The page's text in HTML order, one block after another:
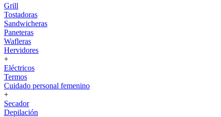
Grill
Tostadoras
Sandwicheras
Paneteras
Wafleras
Hervidores
+
Eléctricos
Termos
Cuidado personal femenino
+
Secador
Depilación